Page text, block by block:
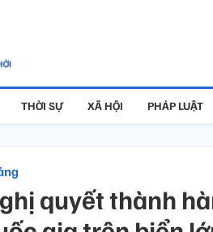
THỜI SỰ XÃ HỘI PHÁP LUẬT
quyết thành